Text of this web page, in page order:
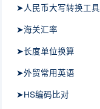
➤人民币大写转换工具
➤海关汇率
➤长度单位换算
➤外贸常用英语
➤HS编码比对